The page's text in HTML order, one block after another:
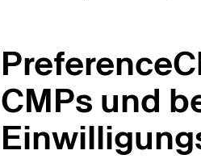
CMPs und